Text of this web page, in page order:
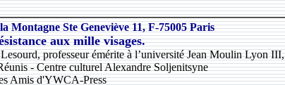
Montagne Ste Geneviève 11, F-75005 Paris
aux mille visages.
professeur émérite à l’université Jean Moulin Lyon III,
- Centre culturel Alexandre Soljenitsyne
Amis d'YWCA-Press